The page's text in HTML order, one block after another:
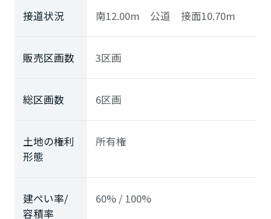
接道状況 南12.00m 公道 接面10.70m
販売区画数 3区画
総区画数 6区画
土地の権利
形態
所有権
建ぺい率/
容積率
60% / 100%